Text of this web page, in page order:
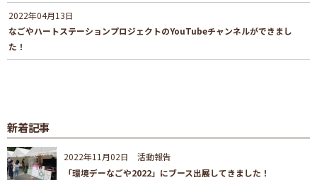
2022年04月13日
なごやハートステーションプロジェクトのYouTubeチャンネルができまし
た！
新着記事
2022年11月02日
活動報告
「環境デーなごや2022」にブース出展してきました！